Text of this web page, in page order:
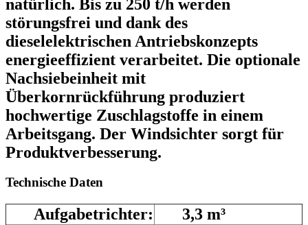
natürlich. Bis zu 250 t/h werden
störungsfrei und dank des
dieselelektrischen Antriebskonzepts
energieeffizient verarbeitet. Die optionale
Nachsiebeinheit mit
Überkornrückführung produziert
hochwertige Zuschlagstoffe in einem
Arbeitsgang. Der Windsichter sorgt für
Produktverbesserung.
Technische Daten
Aufgabetrichter:
3,3 m³